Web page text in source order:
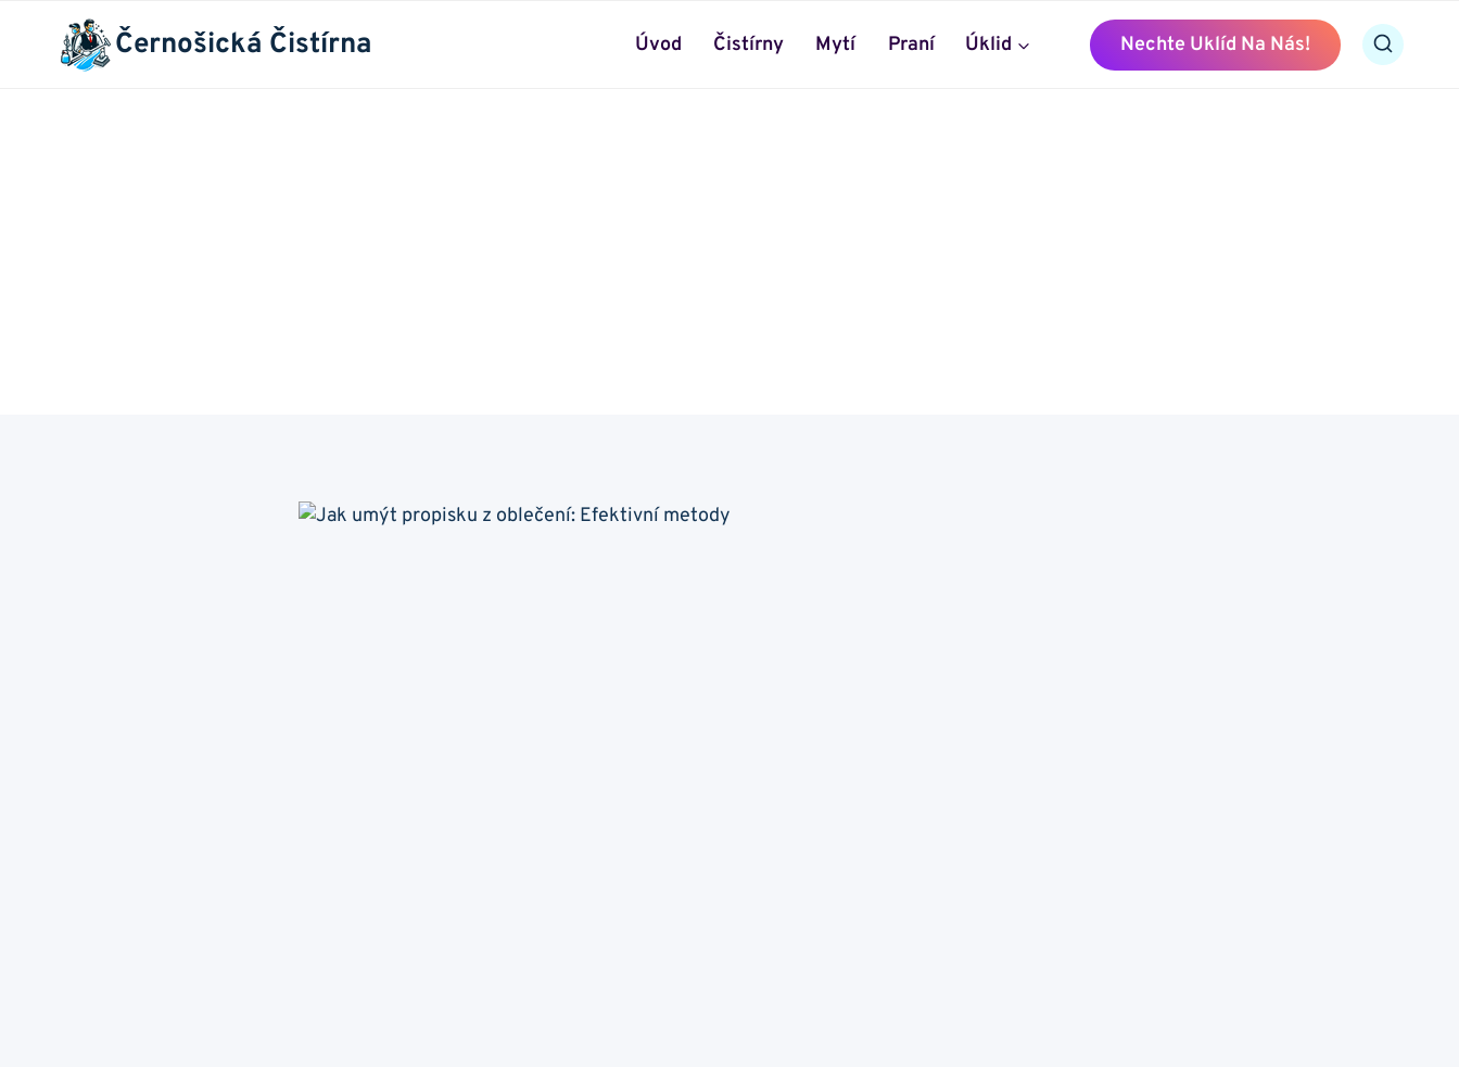
Černošická Čistírna Úvod Čistírny Mytí Praní Úklid Nechte Uklíd Na Nás!